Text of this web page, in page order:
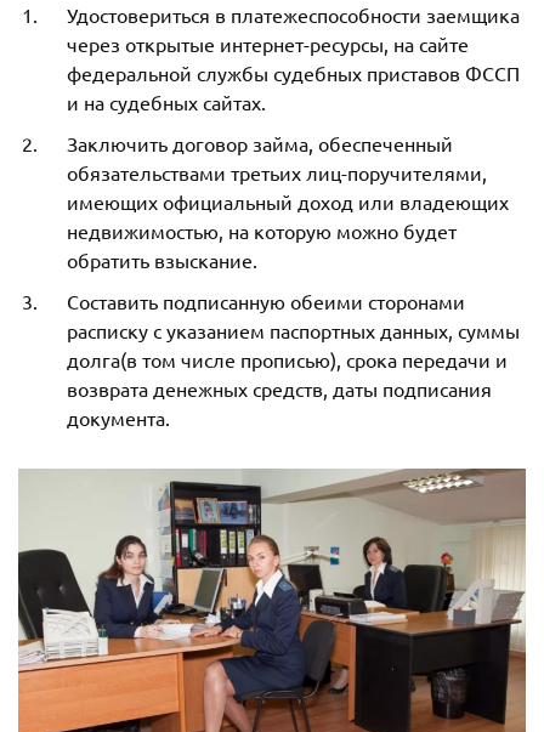
Удостовериться в платежеспособности заемщика
через открытые интернет-ресурсы, на сайте
федеральной службы судебных приставов ФССП
и на судебных сайтах.
Заключить договор займа, обеспеченный
обязательствами третьих лиц-поручителями,
имеющих официальный доход или владеющих
недвижимостью, на которую можно будет
обратить взыскание.
Составить подписанную обеими сторонами
расписку с указанием паспортных данных, суммы
долга(в том числе прописью), срока передачи и
возврата денежных средств, даты подписания
документа.